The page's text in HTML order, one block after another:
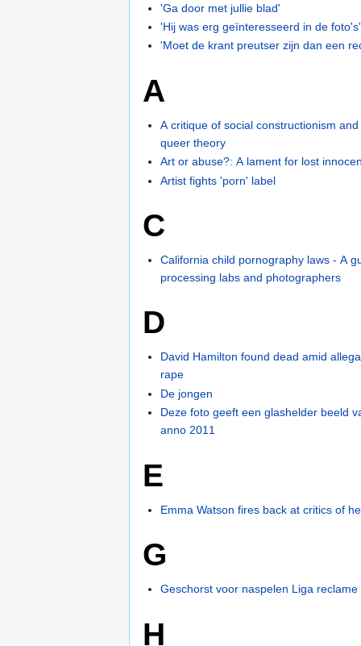
'Ga door met jullie blad'
'Hij was erg geïnteresseerd in de foto's'
'Moet de krant preutser zijn dan een
A
A critique of social constructionism
queer theory
Art or abuse?: A lament for lost
Artist fights 'porn' label
C
California child pornography laws - A
processing labs and photographers
D
David Hamilton found dead amid
rape
De jongen
Deze foto geeft een glashelder beeld
anno 2011
E
Emma Watson fires back at critics of
G
Geschorst voor naspelen Liga reclame
H